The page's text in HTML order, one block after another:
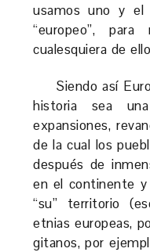
usamos uno y el
“europeo”,
cualesquiera de
Siendo así
historia sea
expansiones,
de la cual los
después de
en el continente
“su” territorio
etnias europeas,
gitanos, por